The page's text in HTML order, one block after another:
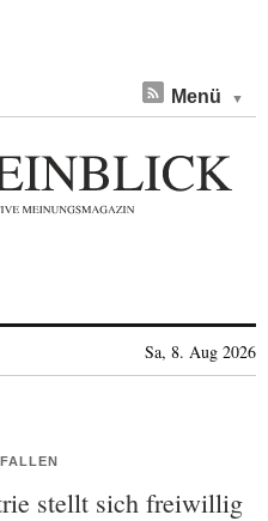
Menü
Sa, 8. Aug 2026
stellt sich freiwillig